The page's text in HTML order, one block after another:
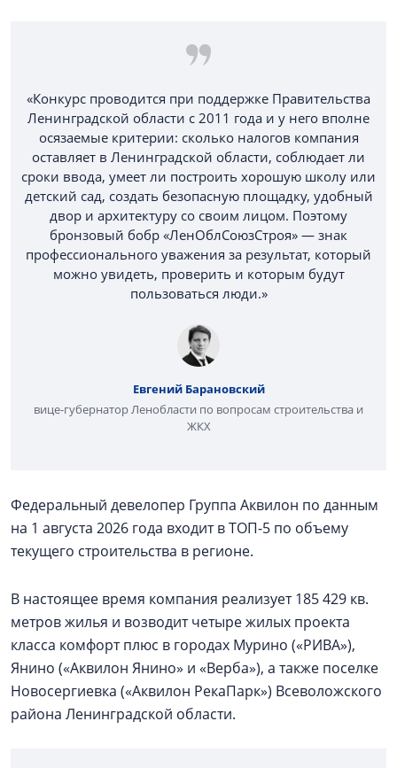
«Конкурс проводится при поддержке Правительства
Ленинградской области с 2011 года и у него вполне
осязаемые критерии: сколько налогов компания
оставляет в Ленинградской области, соблюдает ли
сроки ввода, умеет ли построить хорошую школу или
детский сад, создать безопасную площадку, удобный
двор и архитектуру со своим лицом. Поэтому
бронзовый бобр «ЛенОблСоюзСтроя» — знак
профессионального уважения за результат, который
можно увидеть, проверить и которым будут
пользоваться люди.»
Евгений Барановский
вице-губернатор Ленобласти по вопросам строительства и
ЖКХ
Федеральный девелопер Группа Аквилон по данным
на 1 августа 2026 года входит в ТОП-5 по объему
текущего строительства в регионе.
В настоящее время компания реализует 185 429 кв.
метров жилья и возводит четыре жилых проекта
класса комфорт плюс в городах Мурино («РИВА»),
Янино («Аквилон Янино» и «Верба»), а также поселке
Новосергиевка («Аквилон РекаПарк») Всеволожского
района Ленинградской области.